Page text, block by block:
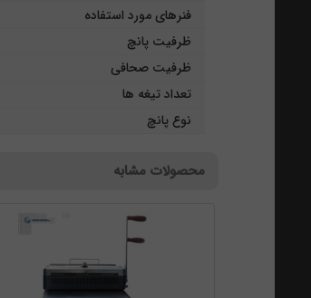
فنرهای مورد استفاده
ظرفیت پانچ
ظرفیت صحافی
تعداد تیغه ها
نوع پانچ
محصولات مشابه